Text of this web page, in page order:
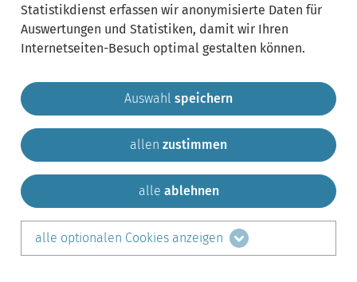
Gemeinde Krailling Impressum
Sitemap
Kontakt
teilen auf:
LinkedIn
Statistikdienst erfassen wir anonymisierte Daten für
Auswertungen und Statistiken, damit wir Ihren
Internetseiten-Besuch optimal gestalten können.
Auswahl speichern
allen zustimmen
alle ablehnen
alle optionalen Cookies anzeigen